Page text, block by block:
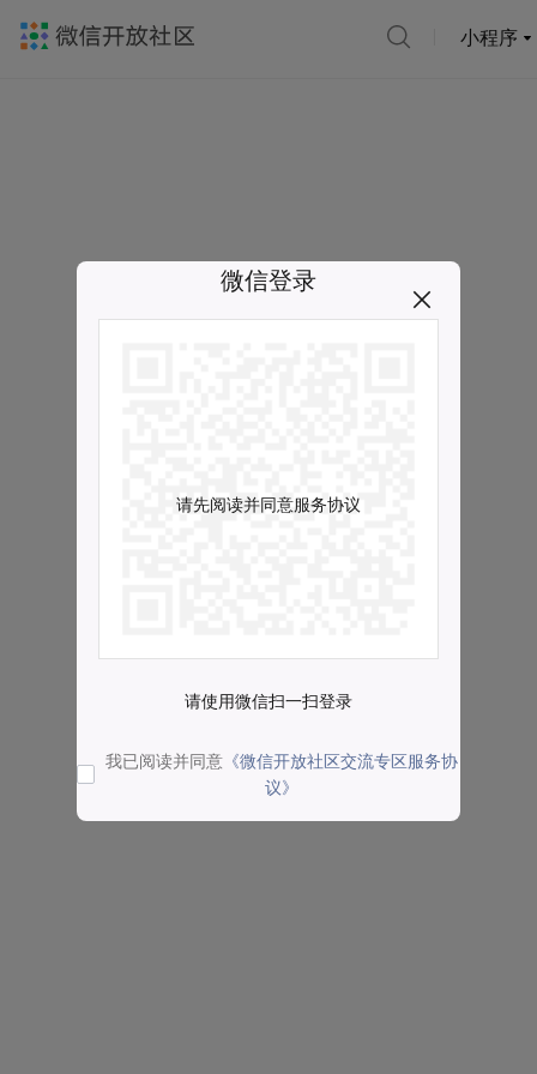
小程序
微信登录
请先阅读并同意服务协议
请使用微信扫一扫登录
我已阅读并同意 《微信开放社区交流专区服务协
议》